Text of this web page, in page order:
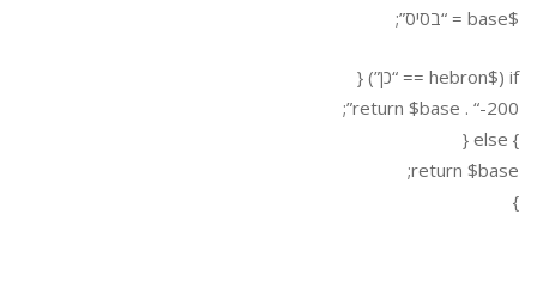
$base = “בסיס”;
if ($hebron == “כן”) {
return $base . “-200”;
} else {
return $base;
}